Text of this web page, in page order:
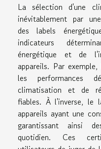
La sélection d'une
inévitablement par
des labels
indicateurs
énergétique et de
appareils. Par
les performances
climatisation et de
fiables. À l'inverse, le
appareils ayant une
garantissant ainsi
quotidien. Ces